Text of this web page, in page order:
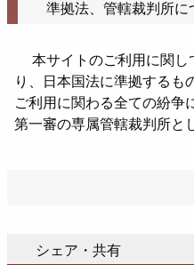
準拠法、管轄裁判所に
本サイトのご利用に関
り、日本国法に準拠するも
ご利用に関わる全ての紛争
第一審の専属管轄裁判所と
シェア・共有